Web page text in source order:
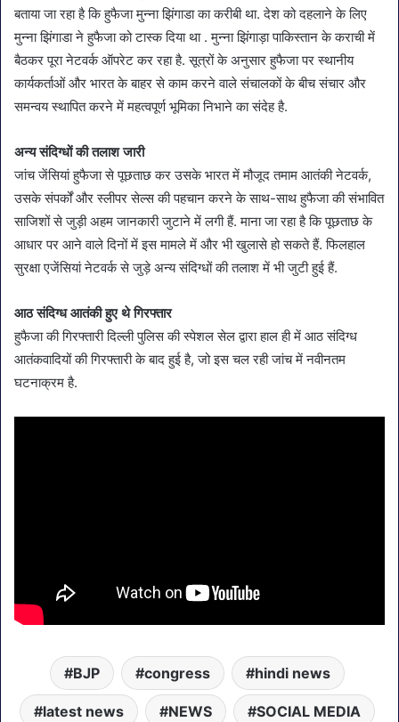
बताया जा रहा है कि हुफैजा मुन्ना झिंगाडा का करीबी था. देश को दहलाने के लिए
मुन्ना झिंगाडा ने हुफैजा को टास्क दिया था . मुन्ना झिंगाड़ा पाकिस्तान के कराची में
बैठकर पूरा नेटवर्क ऑपरेट कर रहा है. सूत्रों के अनुसार हुफैजा पर स्थानीय
कार्यकर्ताओं और भारत के बाहर से काम करने वाले संचालकों के बीच संचार और
समन्वय स्थापित करने में महत्वपूर्ण भूमिका निभाने का संदेह है.
अन्य संदिग्धों की तलाश जारी
जांच जेंसियां हुफैजा से पूछताछ कर उसके भारत में मौजूद तमाम आतंकी नेटवर्क,
उसके संपर्कों और स्लीपर सेल्स की पहचान करने के साथ-साथ हुफैजा की संभावित
साजिशों से जुड़ी अहम जानकारी जुटाने में लगी हैं. माना जा रहा है कि पूछताछ के
आधार पर आने वाले दिनों में इस मामले में और भी खुलासे हो सकते हैं. फिलहाल
सुरक्षा एजेंसियां नेटवर्क से जुड़े अन्य संदिग्धों की तलाश में भी जुटी हुई हैं.
आठ संदिग्ध आतंकी हुए थे गिरफ्तार
हुफैजा की गिरफ्तारी दिल्ली पुलिस की स्पेशल सेल द्वारा हाल ही में आठ संदिग्ध
आतंकवादियों की गिरफ्तारी के बाद हुई है, जो इस चल रही जांच में नवीनतम
घटनाक्रम है.
BJP congress hindi news
latest news NEWS SOCIAL MEDIA